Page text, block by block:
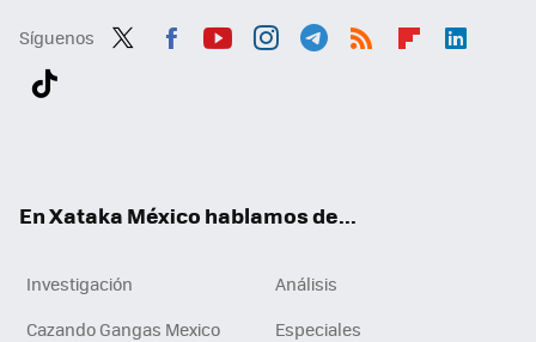
Síguenos
En Xataka México hablamos de...
Investigación
Análisis
Cazando Gangas Mexico
Especiales